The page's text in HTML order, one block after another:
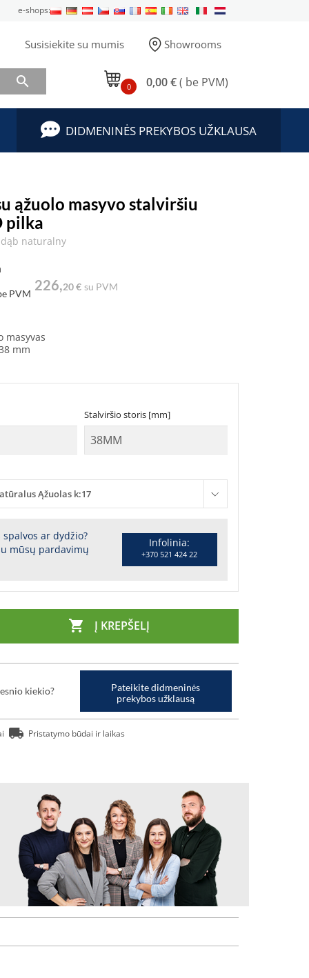
e-shops:
Susisiekite su mumis Showrooms
 0 0,00 €( be PVM)
DIDMENINĖS PREKYBOS UŽKLAUSA
ąžuolo masyvo stalviršiu
pilka
dąb naturalny
PVM
226,20 € su PVM
masyvas
mm
Ąžuolas k:17
spalvos ar dydžio?
mūsų pardavimų
Infolinia:
+370 521 424 22
Stalviršio storis [mm]
 Į KREPŠELĮ
kiekio?
Pateikite didmeninės
prekybos užklausą
Pristatymo būdai ir laikas